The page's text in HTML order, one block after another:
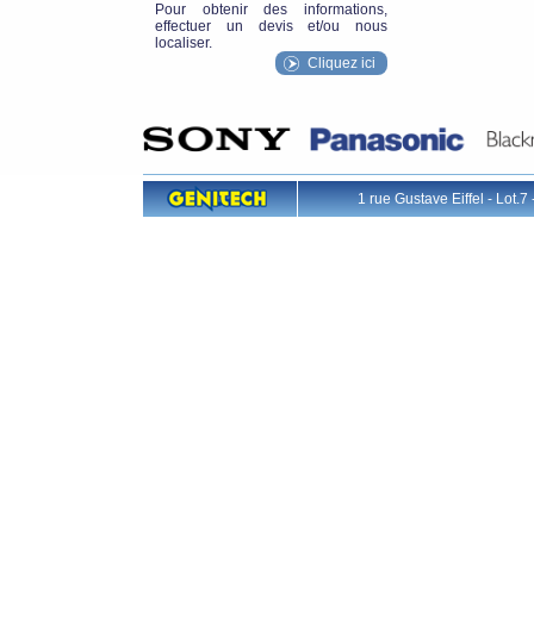
Pour obtenir des informations,
effectuer un devis et/ou nous
localiser.
Cliquez ici
1 rue Gustave Eiffel -